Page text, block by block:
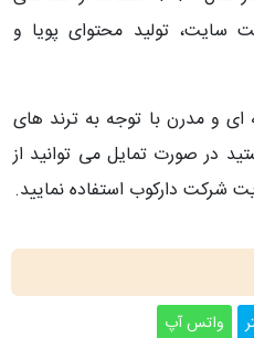
سایت، تولید محتوای پویا و
و مدرن با توجه به ترند های
سایت در سال 2026 هستید در صورت تمایل می توانید از
دارکوب استفاده نمایید.
واتس آپ